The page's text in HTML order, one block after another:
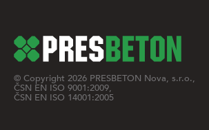
© Copyright 2026 PRESBETON Nova, s.r.o.,
ČSN EN ISO 9001:2009,
ČSN EN ISO 14001:2005